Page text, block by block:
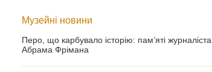
Музейні новини
Перо, що карбувало історію: пам’яті журналіста
Абрама Фрімана